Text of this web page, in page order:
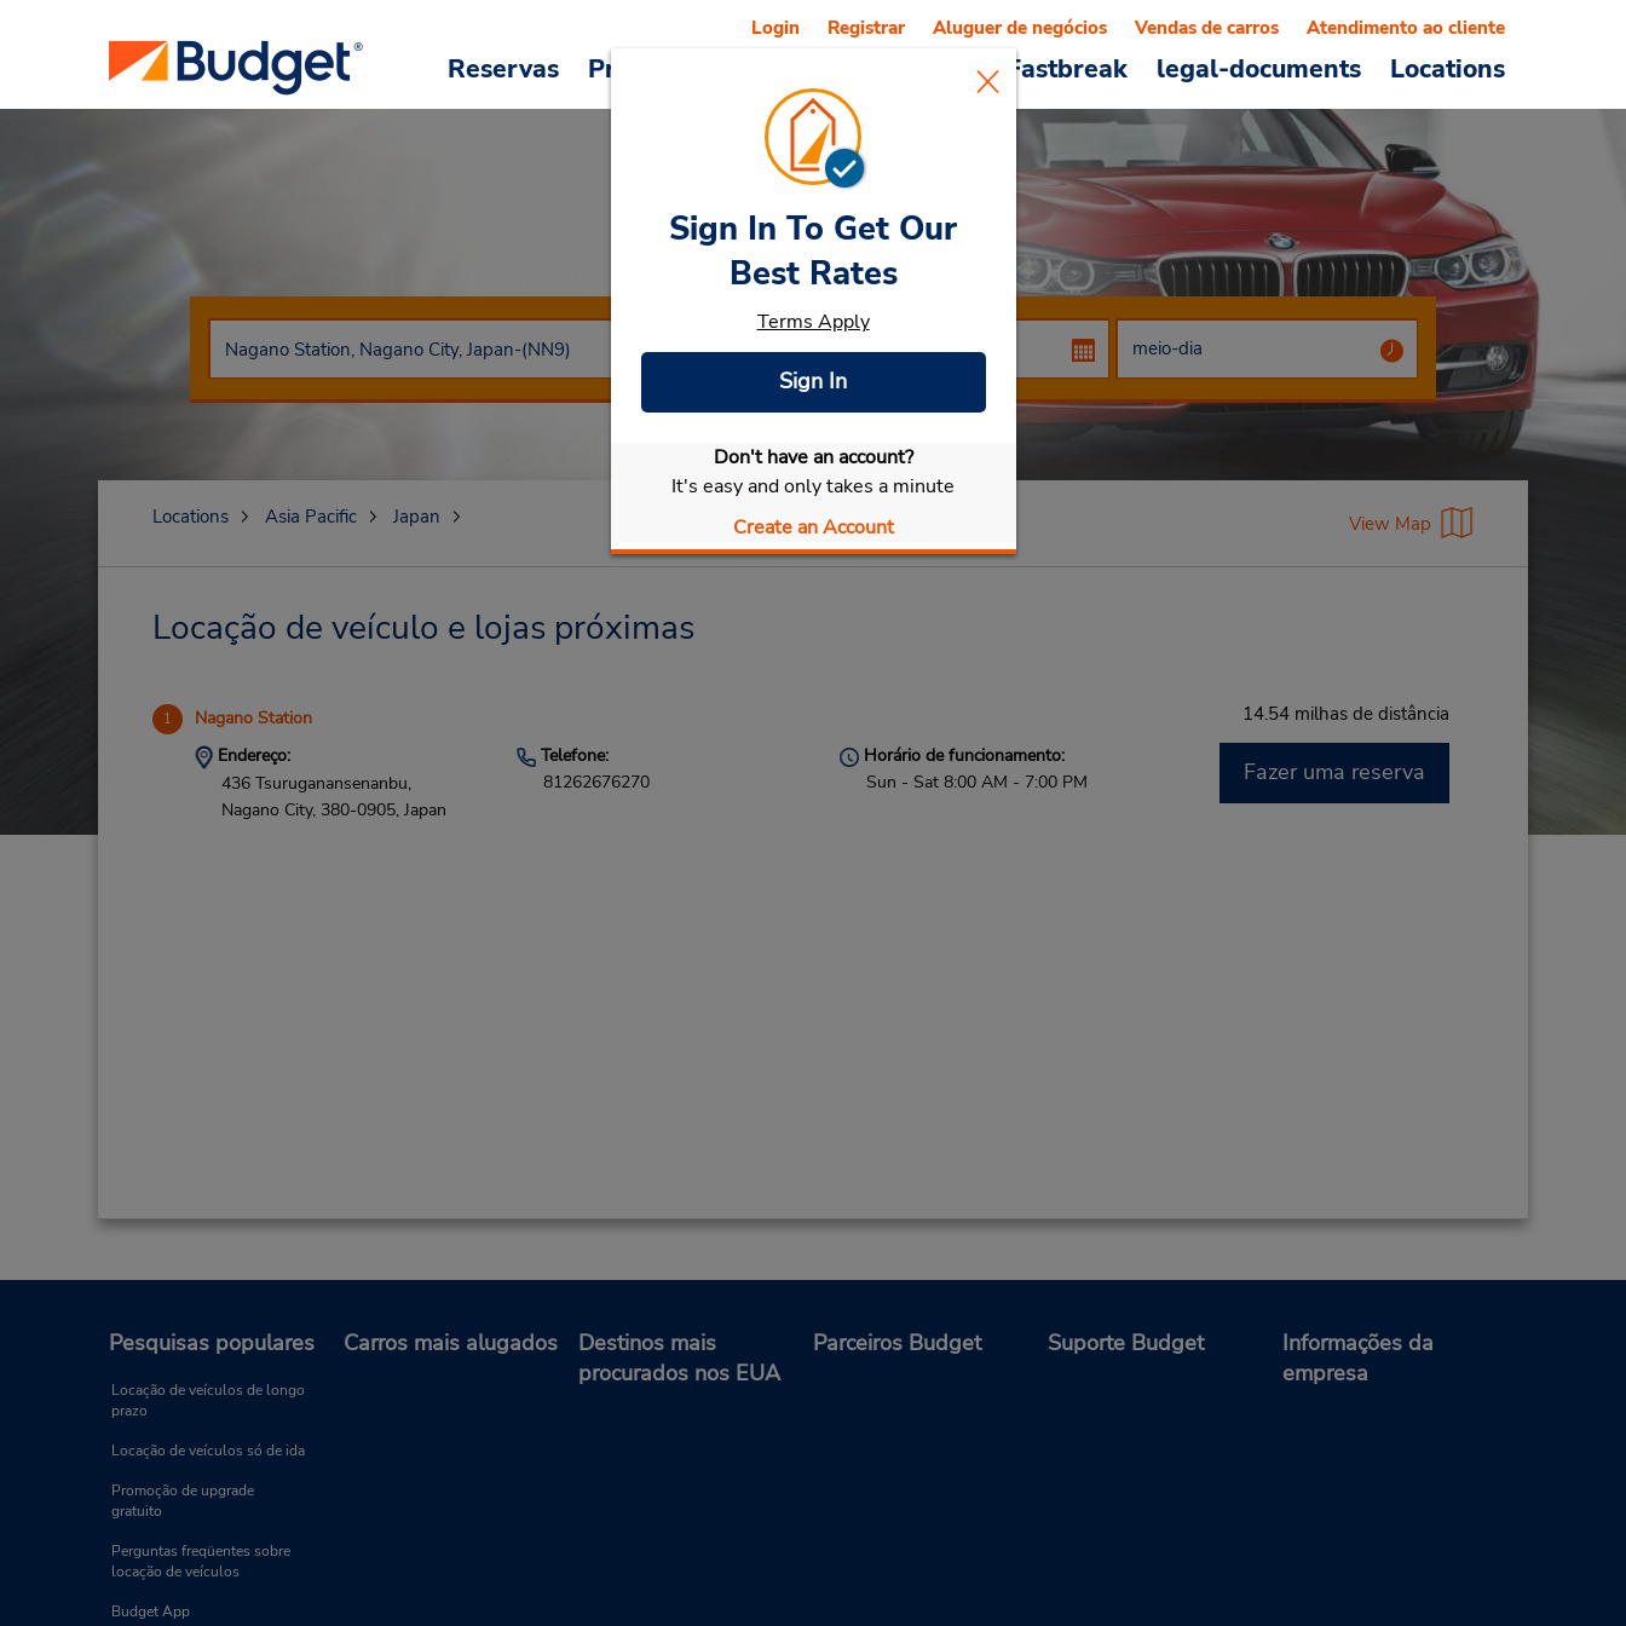
Reservas Promoções Veículos e serviços Fastbreak legal-documents Locations
Login Registrar Aluguer de negócios Vendas de carros Atendimento ao cliente
Car Rental
Selecionar meu carro
Sign In To Get Our
Best Rates
Terms Apply
Sign In
Don't have an account?
It's easy and only takes a minute
Create an Account
Locations Asia Pacific Japan View Map
Locação de veículo e lojas próximas
1 Nagano Station 14.54 milhas de distância
Endereço:
436 Tsuruganansenanbu,
Nagano City, 380-0905, Japan
Telefone:
81262676270
Horário de funcionamento:
Sun - Sat 8:00 AM - 7:00 PM
Fazer uma reserva
Pesquisas populares
Locação de veículos de longo
prazo
Locação de veículos só de ida
Promoção de upgrade
gratuito
Perguntas freqüentes sobre
locação de veículos
Budget App
Carros mais alugados
Destinos mais
procurados nos EUA
Parceiros Budget Suporte Budget
Informações da
empresa